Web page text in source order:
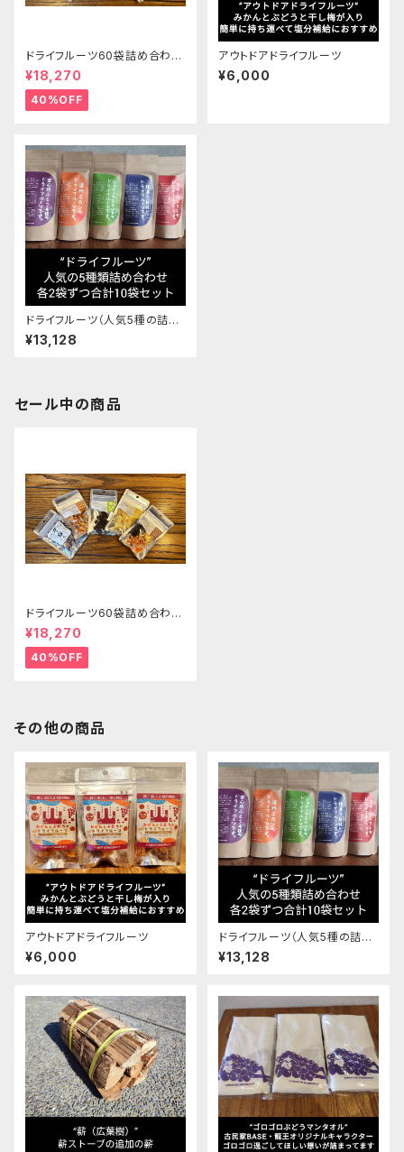
ドライフルーツ60袋詰め合わせ
セット
¥18,270
40%OFF
アウトドアドライフルーツ
¥6,000
ドライフルーツ（人気5種の詰め
合わせセット）
¥13,128
セール中の商品
ドライフルーツ60袋詰め合わせ
セット
¥18,270
40%OFF
その他の商品
アウトドアドライフルーツ
¥6,000
ドライフルーツ（人気5種の詰め
合わせセット）
¥13,128